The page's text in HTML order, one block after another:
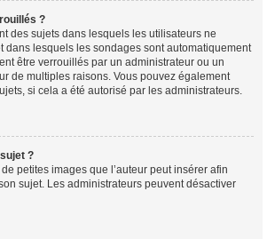
?
des sujets dans lesquels les utilisateurs ne
dans lesquels les sondages sont automatiquement
être verrouillés par un administrateur ou un
de multiples raisons. Vous pouvez également
si cela a été autorisé par les administrateurs.
?
petites images que l’auteur peut insérer afin
sujet. Les administrateurs peuvent désactiver